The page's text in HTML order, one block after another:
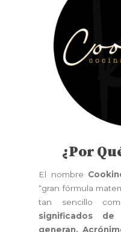
¿Por
El nombre
“gran fórmula
tan sencillo
significados
generan.